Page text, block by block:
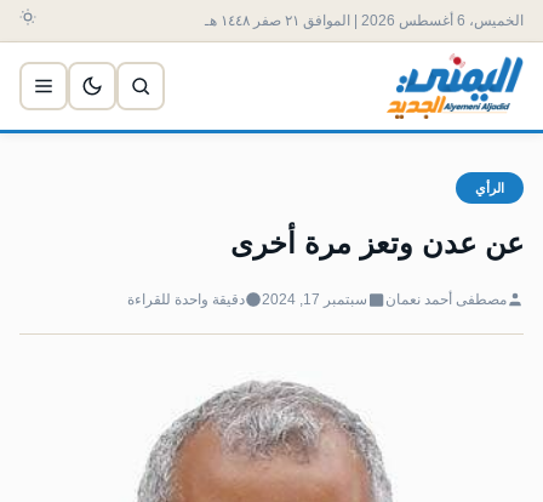
الخميس، 6 أغسطس 2026 | الموافق ٢١ صفر ١٤٤٨ هـ
الرأي
عن عدن وتعز مرة أخرى
مصطفى أحمد نعمان سبتمبر 17, 2024 دقيقة واحدة للقراءة